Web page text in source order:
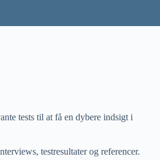
tests til at få en dybere indsigt i
testresultater og referencer.